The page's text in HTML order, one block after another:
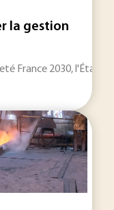
la gestion
France 2030, l'État